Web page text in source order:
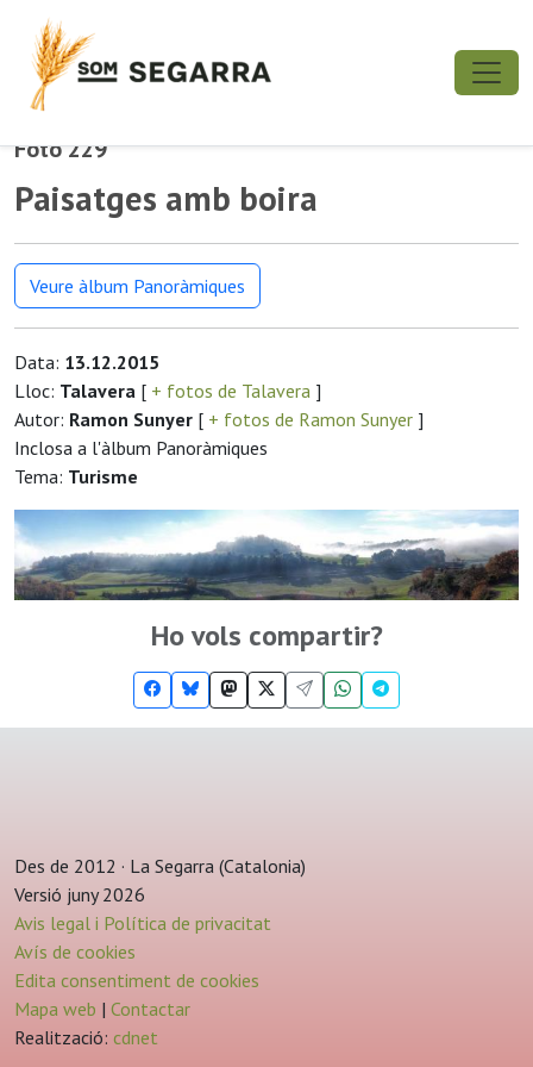
Foto 229
Paisatges amb boira
Veure àlbum Panoràmiques
Data: 13.12.2015
Lloc: Talavera [ + fotos de Talavera ]
Autor: Ramon Sunyer [ + fotos de Ramon Sunyer ]
Inclosa a l'àlbum Panoràmiques
Tema: Turisme
Ho vols compartir?
Des de 2012 · La Segarra (Catalonia)
Versió juny 2026
Avis legal i Política de privacitat
Avís de cookies
Edita consentiment de cookies
Mapa web | Contactar
Realització: cdnet